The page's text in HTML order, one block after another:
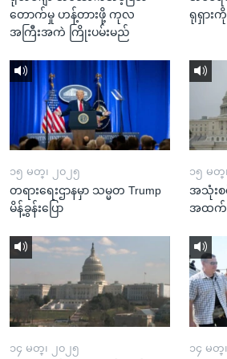
တောက်မှု ဟန့်တားဖို့ ကုလ
အကြီးအကဲ ကြိုးပမ်းမည်
ရုရှား
၁၅ မတ္၊ ၂၀၂၅
တရားရေးဌာနမှာ သမ္မတ Trump
မိန့်ခွန်းပြော
၁၅ မတ္
အသုံးစ
အထက်
၁၄ မတ္၊ ၂၀၂၅ ၁၄ မတ္